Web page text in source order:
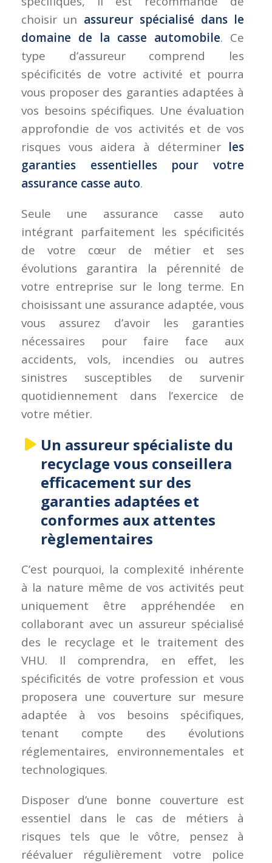
choisir un assureur spécialisé dans le
domaine de la casse automobile. Ce
type d’assureur comprend les
spécificités de votre activité et pourra
vous proposer des garanties adaptées à
vos besoins spécifiques. Une évaluation
approfondie de vos activités et de vos
risques vous aidera à déterminer les
garanties essentielles pour votre
assurance casse auto.
Seule une assurance casse auto
intégrant parfaitement les spécificités
de votre cœur de métier et ses
évolutions garantira la pérennité de
votre entreprise sur le long terme. En
choisissant une assurance adaptée, vous
vous assurez d’avoir les garanties
nécessaires pour faire face aux
accidents, vols, incendies ou autres
sinistres susceptibles de survenir
quotidiennement dans l’exercice de
votre métier.
Un assureur spécialiste du
recyclage vous conseillera
efficacement sur des
garanties adaptées et
conformes aux attentes
règlementaires
C’est pourquoi, la complexité inhérente
à la nature même de vos activités peut
uniquement être appréhendée en
collaborant avec un assureur spécialisé
des le recyclage et le traitement des
VHU. Il comprendra, en effet, les
spécificités de votre profession et vous
proposera une couverture sur mesure
adaptée à vos besoins spécifiques,
tenant compte des évolutions
réglementaires, environnementales et
technologiques.
Disposer d’une bonne couverture est
essentiel dans le cas de métiers à
risques tels que le vôtre, pensez à
réévaluer régulièrement votre police